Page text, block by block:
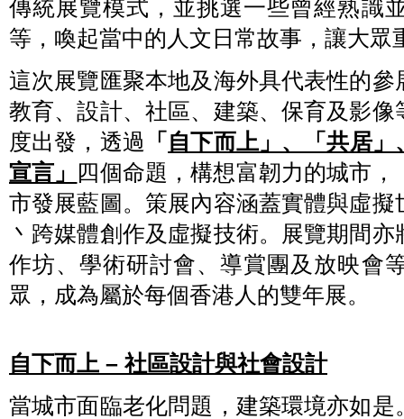
傳統展覽模式，並挑選一些曾經熟識
等，喚起當中的人文日常故事，讓大眾
這次展覽匯聚本地及海外具代表性的
教育、設計、社區、建築、保育及影
度出發，透過
「 自下而上」、「共居
宣言」 四個命題，構想富韌力的城市
市發展藍圖。策展內容涵蓋實體與虛
丶跨媒體創作及虛擬技術。展覽期間
作坊、學術研討會、導賞團及放映會
眾，成為屬於每個香港人的雙年展。
自下而上 – 社區設計與社會設計
當城市面臨老化問題，建築環境亦如